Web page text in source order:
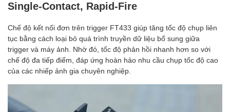
Single-Contact, Rapid-Fire
Chế độ kết nối đơn trên trigger FT433 giúp tăng tốc độ chụp liên
tục bằng cách loại bỏ quá trình truyền dữ liệu bổ sung giữa
trigger và máy ảnh. Nhờ đó, tốc độ phản hồi nhanh hơn so với
chế độ đa tiếp điểm, đáp ứng hoàn hảo nhu cầu chụp tốc độ cao
của các nhiếp ảnh gia chuyên nghiệp.